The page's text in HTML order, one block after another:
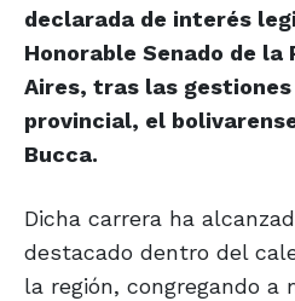
declarada de interés
Honorable Senado de la
Aires, tras las
provincial, el
Bucca.
Dicha carrera ha
destacado dentro del
la región, congregando a